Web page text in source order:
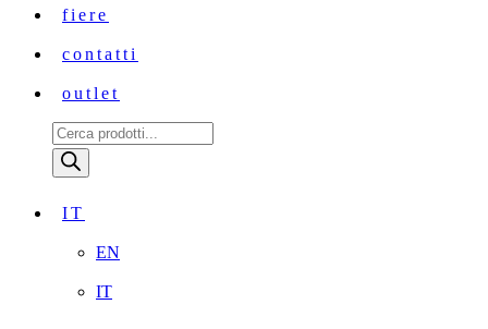
fiere
contatti
outlet
Ricerca
prodotti
IT
EN
IT